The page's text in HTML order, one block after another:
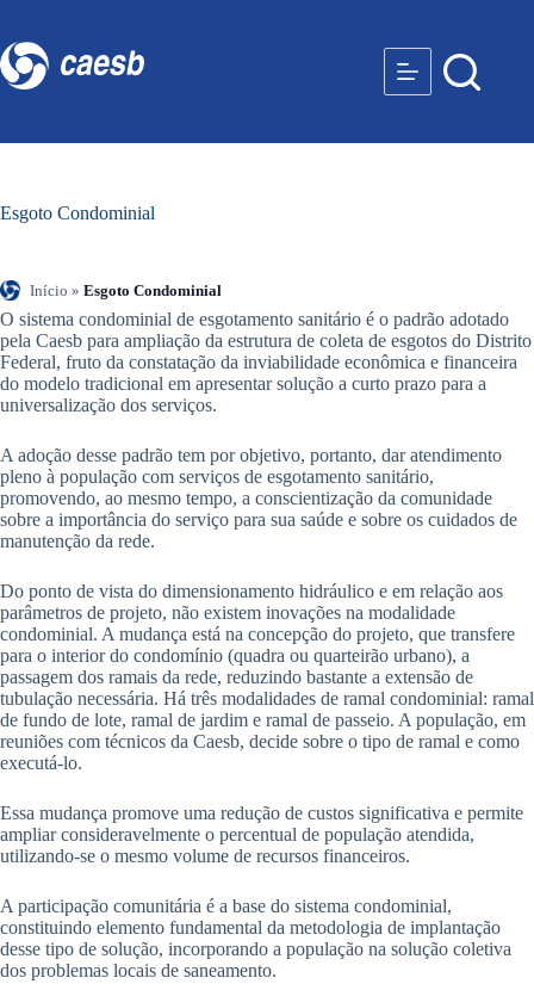
Esgoto Condominial
Início » Esgoto Condominial
O sistema condominial de esgotamento sanitário é o padrão adotado
pela Caesb para ampliação da estrutura de coleta de esgotos do Distrito
Federal, fruto da constatação da inviabilidade econômica e financeira
do modelo tradicional em apresentar solução a curto prazo para a
universalização dos serviços.
A adoção desse padrão tem por objetivo, portanto, dar atendimento
pleno à população com serviços de esgotamento sanitário,
promovendo, ao mesmo tempo, a conscientização da comunidade
sobre a importância do serviço para sua saúde e sobre os cuidados de
manutenção da rede.
Do ponto de vista do dimensionamento hidráulico e em relação aos
parâmetros de projeto, não existem inovações na modalidade
condominial. A mudança está na concepção do projeto, que transfere
para o interior do condomínio (quadra ou quarteirão urbano), a
passagem dos ramais da rede, reduzindo bastante a extensão de
tubulação necessária. Há três modalidades de ramal condominial: ramal
de fundo de lote, ramal de jardim e ramal de passeio. A população, em
reuniões com técnicos da Caesb, decide sobre o tipo de ramal e como
executá-lo.
Essa mudança promove uma redução de custos significativa e permite
ampliar consideravelmente o percentual de população atendida,
utilizando-se o mesmo volume de recursos financeiros.
A participação comunitária é a base do sistema condominial,
constituindo elemento fundamental da metodologia de implantação
desse tipo de solução, incorporando a população na solução coletiva
dos problemas locais de saneamento.